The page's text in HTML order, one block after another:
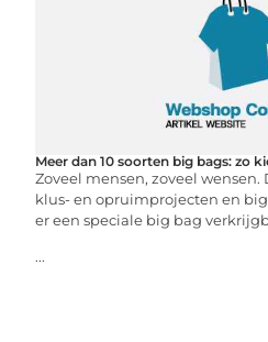
Meer dan 10 soorten big bags: zo
Zoveel mensen, zoveel
klus- en opruimprojecten en big
er een speciale big bag
...